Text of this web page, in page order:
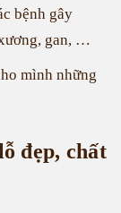
bệnh gây
gan, …
mình những
đẹp, chất